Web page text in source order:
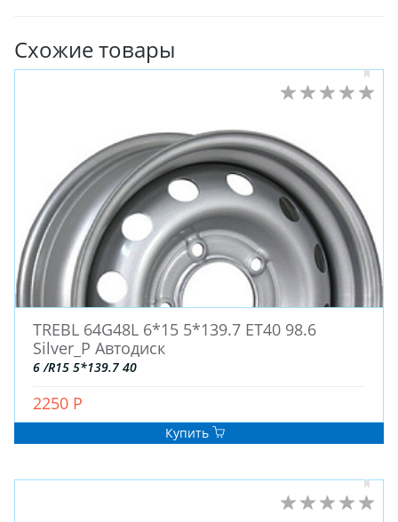
ЗИМНИЕ
ЛЕТНИЕ
ДЛЯ ГРУЗОВЫХ АВТО
ДЛЯ СПЕЦТЕХНИКИ
Схожие товары
TREBL 64G48L 6*15 5*139.7 ЕТ40 98.6
Silver_P Автодиск
6 /R15 5*139.7 40
2250 Р
Купить